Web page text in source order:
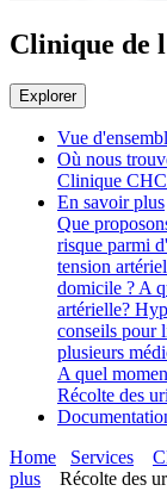
Clinique de
Explorer
Vue
Où nous
Clinique
En savoir plus
Que
risque parmi
tension
domicile ?A
artérielle?
conseils pour
plusieurs
A quel
Récolte des
Home
Services
plus
Récolte des